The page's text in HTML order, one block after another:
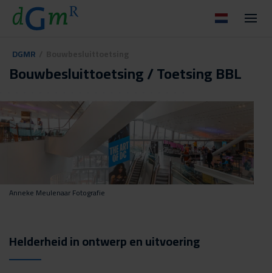
DGMR
Bouwbesluittoetsing / Toetsing BBL
Anneke Meulenaar Fotografie
Helderheid in ontwerp en uitvoering